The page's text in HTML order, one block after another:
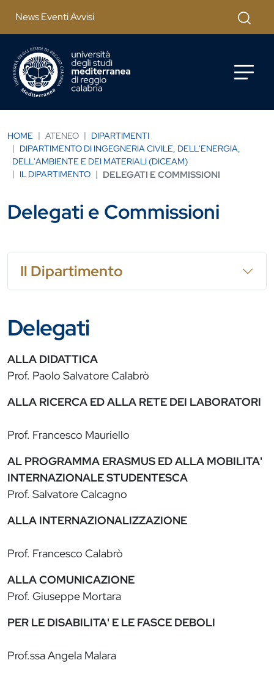
News Eventi Avvisi Cerca
HOME ATENEO
DIPARTIMENTI
DIPARTIMENTO DI INGEGNERIA CIVILE, DELL'ENERGIA,
DELL'AMBIENTE E DEI MATERIALI (DICEAM)
IL DIPARTIMENTO
DELEGATI E COMMISSIONI
Delegati e Commissioni
Il Dipartimento
Delegati
ALLA DIDATTICA
Prof. Paolo Salvatore Calabrò
ALLA RICERCA ED ALLA RETE DEI LABORATORI
Prof. Francesco Mauriello
AL PROGRAMMA ERASMUS ED ALLA MOBILITA'
INTERNAZIONALE STUDENTESCA
Prof. Salvatore Calcagno
ALLA INTERNAZIONALIZZAZIONE
Prof. Francesco Calabrò
ALLA COMUNICAZIONE
Prof. Giuseppe Mortara
PER LE DISABILITA' E LE FASCE DEBOLI
Prof.ssa Angela Malara